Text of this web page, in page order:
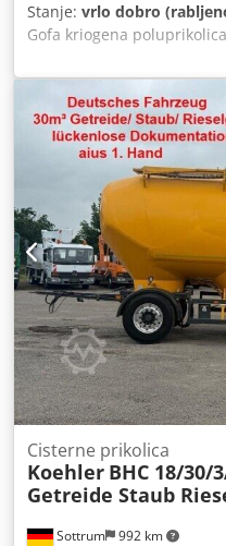
Stanje: vrlo dobro
Gofa kriogena
LAR. Godina proizvodnje:
12000 L Imamo i druge
CO2, argon, kisik, dušik i
Agkoha Rado ćemo
telefona i e-pošte.
Sottrum 992 km
Cisterne prikolica
Koehler BHC 18/30/
Getreide Staub